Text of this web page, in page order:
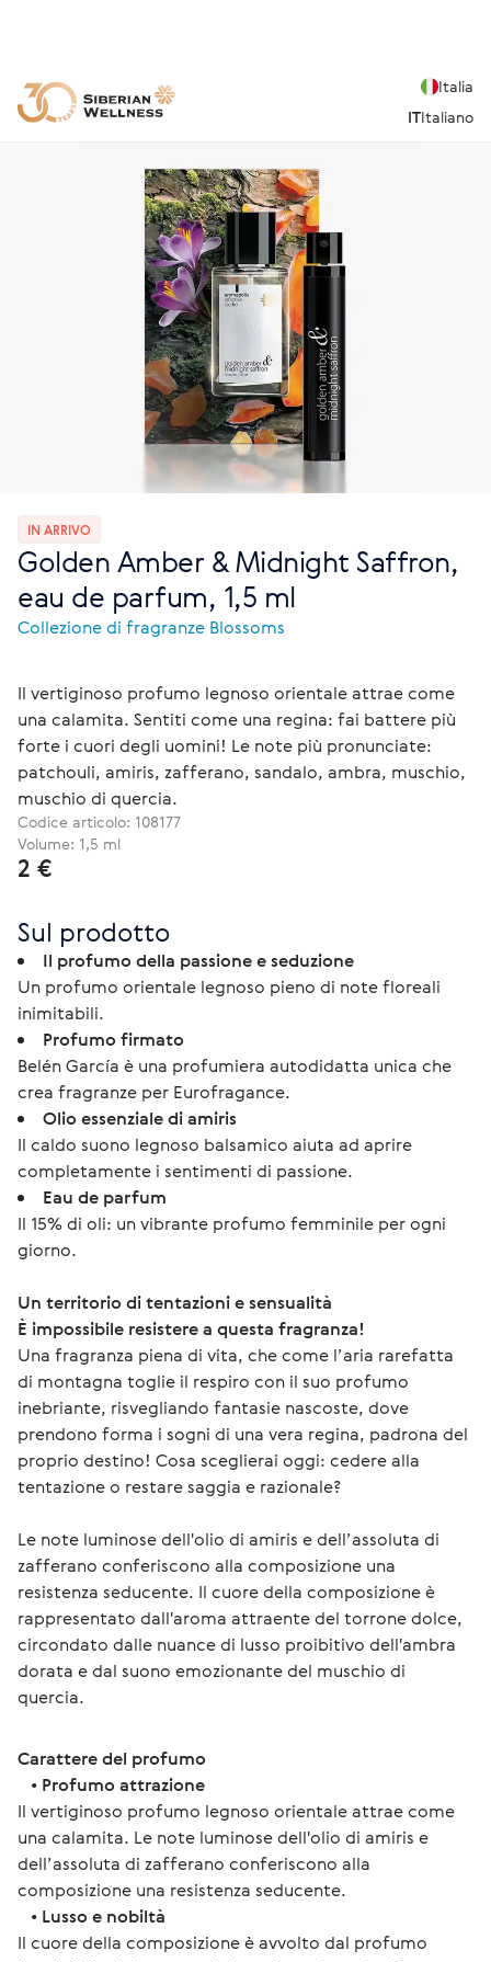
Italia
ITItaliano
IN ARRIVO
Golden Amber & Midnight Saffron,
eau de parfum, 1,5 ml
Collezione di fragranze Blossoms
Il vertiginoso profumo legnoso orientale attrae come
una calamita. Sentiti come una regina: fai battere più
forte i cuori degli uomini! Le note più pronunciate:
patchouli, amiris, zafferano, sandalo, ambra, muschio,
muschio di quercia.
Codice articolo: 108177
Volume: 1,5 ml
2 €
Sul prodotto
Il profumo della passione e seduzione
Un profumo orientale legnoso pieno di note floreali
inimitabili.
Profumo firmato
Belén García è una profumiera autodidatta unica che
crea fragranze per Eurofragance.
Olio essenziale di amiris
Il caldo suono legnoso balsamico aiuta ad aprire
completamente i sentimenti di passione.
Eau de parfum
Il 15% di oli: un vibrante profumo femminile per ogni
giorno.
Un territorio di tentazioni e sensualità
È impossibile resistere a questa fragranza!
Una fragranza piena di vita, che come l’aria rarefatta
di montagna toglie il respiro con il suo profumo
inebriante, risvegliando fantasie nascoste, dove
prendono forma i sogni di una vera regina, padrona del
proprio destino! Cosa sceglierai oggi: cedere alla
tentazione o restare saggia e razionale?
Le note luminose dell'olio di amiris e dell’assoluta di
zafferano conferiscono alla composizione una
resistenza seducente. Il cuore della composizione è
rappresentato dall'aroma attraente del torrone dolce,
circondato dalle nuance di lusso proibitivo dell'ambra
dorata e dal suono emozionante del muschio di
quercia.
Carattere del profumo
• Profumo attrazione
Il vertiginoso profumo legnoso orientale attrae come
una calamita. Le note luminose dell'olio di amiris e
dell’assoluta di zafferano conferiscono alla
composizione una resistenza seducente.
• Lusso e nobiltà
Il cuore della composizione è avvolto dal profumo